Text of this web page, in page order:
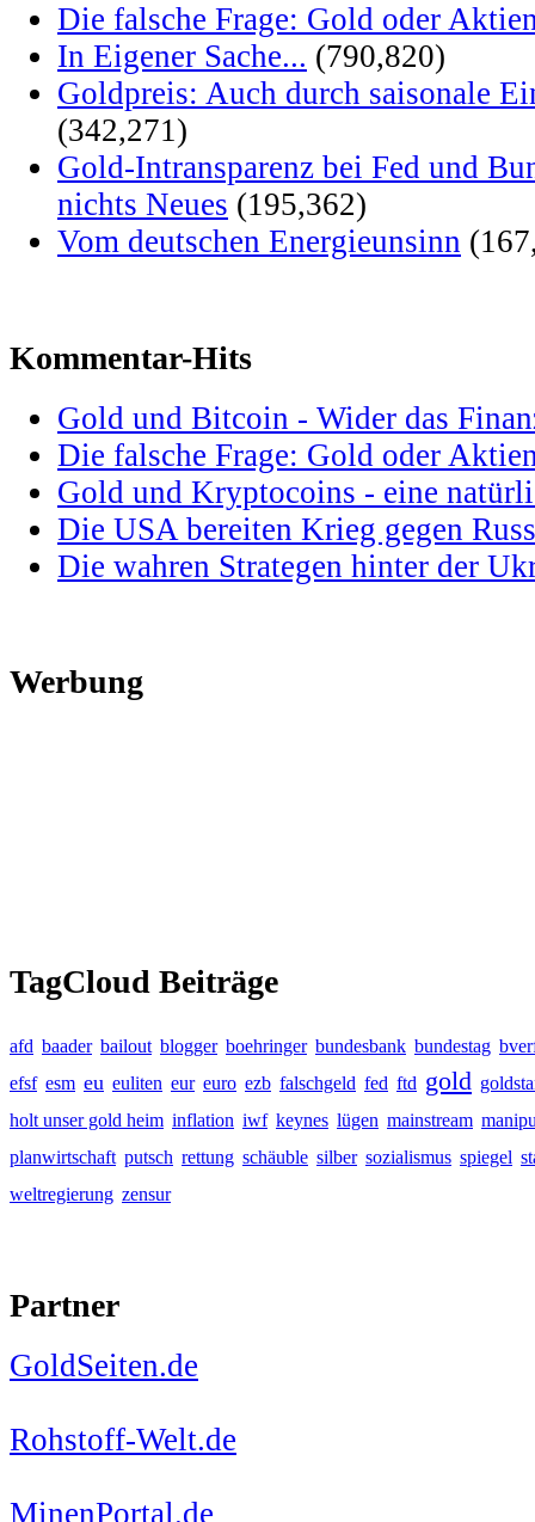
Die falsche Frage: Gold oder
In Eigener Sache... (790,820)
Goldpreis: Auch durch saisonale
(342,271)
Gold-Intransparenz bei Fed und
nichts Neues (195,362)
Vom deutschen Energieunsinn
Kommentar-Hits
Gold und Bitcoin - Wider das
Die falsche Frage: Gold oder
Gold und Kryptocoins - eine
Die USA bereiten Krieg gegen
Die wahren Strategen hinter der
Werbung
TagCloud Beiträge
afd baader bailout blogger boehringer bundesbank bundestag
efsf esm eu euliten eur euro ezb falschgeld fed ftd gold
holt unser gold heim inflation iwf keynes lügen mainstream
planwirtschaft putsch rettung schäuble silber sozialismus spiegel
weltregierung zensur
Partner
GoldSeiten.de
Rohstoff-Welt.de
MinenPortal.de